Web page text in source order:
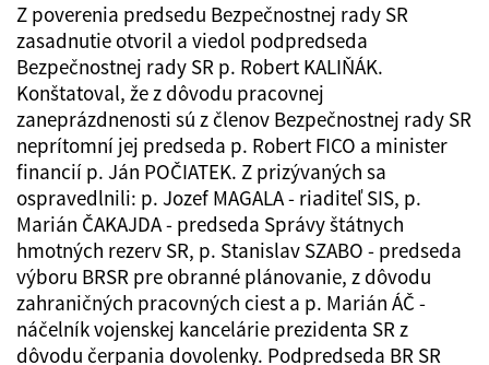
Z poverenia predsedu Bezpečnostnej rady SR
zasadnutie otvoril a viedol podpredseda
Bezpečnostnej rady SR p. Robert KALIŇÁK.
Konštatoval, že z dôvodu pracovnej
zaneprázdnenosti sú z členov Bezpečnostnej rady SR
neprítomní jej predseda p. Robert FICO a minister
financií p. Ján POČIATEK. Z prizývaných sa
ospravedlnili: p. Jozef MAGALA - riaditeľ SIS, p.
Marián ČAKAJDA - predseda Správy štátnych
hmotných rezerv SR, p. Stanislav SZABO - predseda
výboru BRSR pre obranné plánovanie, z dôvodu
zahraničných pracovných ciest a p. Marián ÁČ -
náčelník vojenskej kancelárie prezidenta SR z
dôvodu čerpania dovolenky. Podpredseda BR SR